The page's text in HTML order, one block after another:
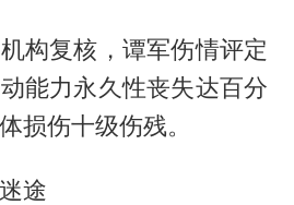
构复核，谭军伤情评定
能力永久性丧失达百分
损伤十级伤残。
途